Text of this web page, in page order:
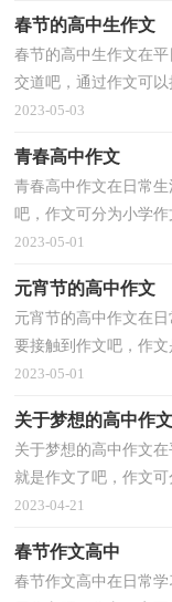
春节的高中生作文
春节的高中生作文在
交道吧，通过作文可
写作文时总是无从下笔
2023-05-03
青春高中作文
青春高中作文在日常
吧，作文可分为小学
文是一个让许多人都
2023-05-01
元宵节的高中作文
元宵节的高中作文在
要接触到作文吧，作
表达一个主题意义的记
2023-05-01
关于梦想的高中作文
关于梦想的高中作文
就是作文了吧，作文
文）。那要怎么写好
2023-04-21
春节作文高中
春节作文高中在日常